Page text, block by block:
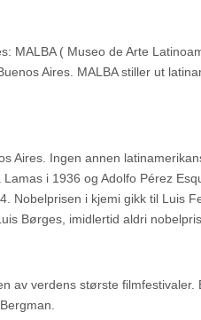
MALBA ( Museo de Arte
Aires. MALBA stiller ut
Aires. Ingen annen
i 1936 og Adolfo Pérez
Nobelprisen i kjemi gikk til Luis
Børges, imidlertid aldri
av verdens største